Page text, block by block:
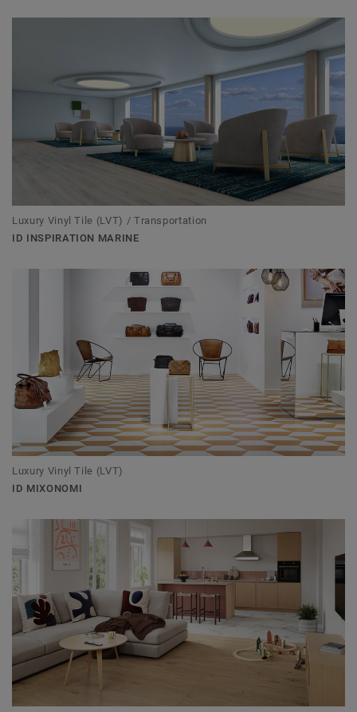
Luxury Vinyl Tile (LVT) / Transportation
ID INSPIRATION MARINE
Luxury Vinyl Tile (LVT)
ID MIXONOMI